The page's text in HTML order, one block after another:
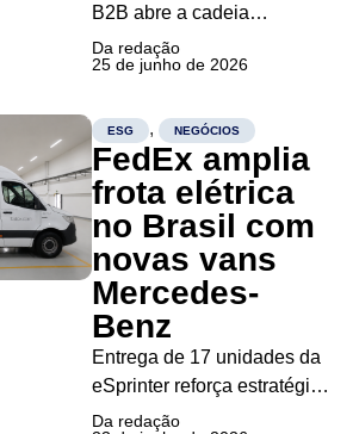
B2B abre a cadeia
sustentável desenvolvida
pela companhia para
alimentos, farmacêutica e
cosméticos, ampliando a
escala do modelo de
sociobioeconomia A Natura
anunciou o lançamento da
Natura Ingredientes, startup
criada para comercializar
bioingredientes...
Da redação
25 de junho de 2026
ESG , NEGÓCIOS
FedEx amplia
frota elétrica
no Brasil com
novas vans
Mercedes-
Benz
Entrega de 17 unidades da
eSprinter reforça estratégia
de descarbonização da
Da redação